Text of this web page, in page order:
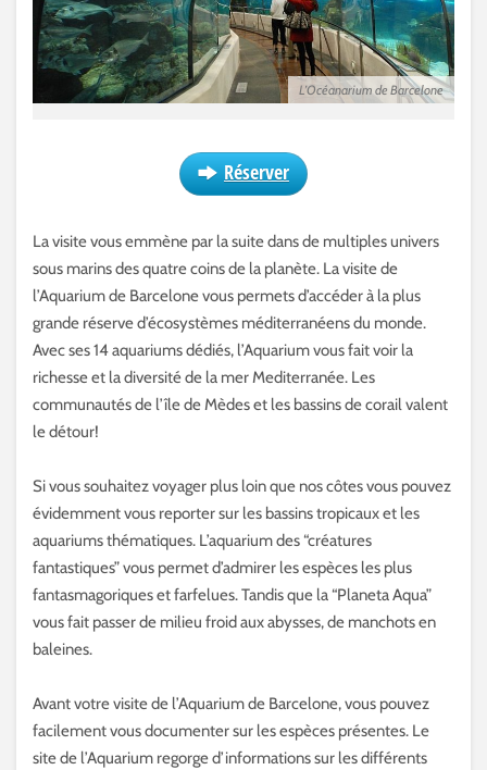
L’Océanarium de Barcelone
Réserver
La visite vous emmène par la suite dans de multiples univers
sous marins des quatre coins de la planète. La visite de
l’Aquarium de Barcelone vous permets d’accéder à la plus
grande réserve d’écosystèmes méditerranéens du monde.
Avec ses 14 aquariums dédiés, l’Aquarium vous fait voir la
richesse et la diversité de la mer Mediterranée. Les
communautés de l’île de Mèdes et les bassins de corail valent
le détour!
Si vous souhaitez voyager plus loin que nos côtes vous pouvez
évidemment vous reporter sur les bassins tropicaux et les
aquariums thématiques. L’aquarium des “créatures
fantastiques” vous permet d’admirer les espèces les plus
fantasmagoriques et farfelues. Tandis que la “Planeta Aqua”
vous fait passer de milieu froid aux abysses, de manchots en
baleines.
Avant votre visite de l’Aquarium de Barcelone, vous pouvez
facilement vous documenter sur les espèces présentes. Le
site de l’Aquarium regorge d’informations sur les différents